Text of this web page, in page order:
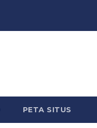
PETA SITUS